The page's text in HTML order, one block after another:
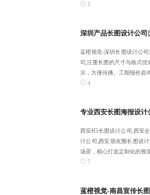
1
蓝橙视觉-深圳长图设计公
司,注重长图的尺寸与格式优
示，方便传播。工期报价咨
4
西安H5长图设计公司,西安
计公司,西安朋友圈长图设
场景，精心打造定制化的视
7